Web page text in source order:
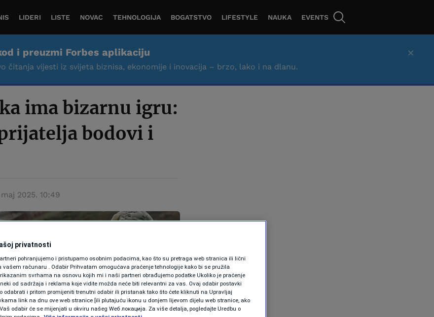
LIDERI LISTE NOVAC TEHNOLOGIJA BOGATSTVO LIFESTYLE NAUKA EVENTS
i preuzmi Forbes aplikaciju
čitanja vijesti iz svijeta biznisa, ekonomije i inovacija – brzo, lako i na dlanu.
×
ima bizarnu igru:
bodovi i
maj 2025. 10:49
privatnosti
pohranjujemo i pristupamo osobnim podacima, kao što su pretraga web stranica ili lični
vašem računaru . Odabir Prihvatam omogućava praćenje tehnologije kako bi se pružila
svrhama na osnovu kojih mi i naši partneri obrađujemo podatke Ukoliko je praćenje
od sadržaja i reklama koje vidite možda neće biti relevantni za vas. Ovaj odabir postavki
odabrati i pritom promijeniti trenutni odabir ili pristanak tako što ćete kliknuti na Upravljaj
link na dnu ove web stranice [ili plutajuću ikonu u donjem lijevom dijelu web stranice, ako
odabir će se mijenjati u okviru našeg Wеб локација. Za više detalja, pogledajte Uredbu o